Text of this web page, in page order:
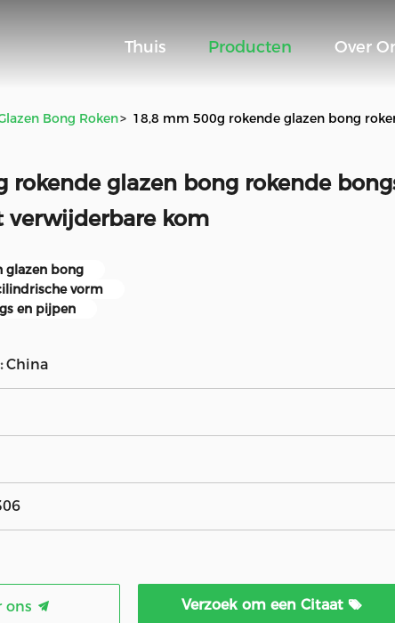
Thuis Producten Over
Bong Roken> 18,8 mm 500g rokende glazen bong
rokende glazen bong rokende
kom
glazen bong
vorm
en pijpen
China
ons Verzoek om een Citaat